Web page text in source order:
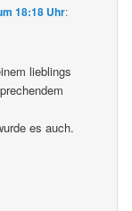
18:18 Uhr:
lieblings
es auch.